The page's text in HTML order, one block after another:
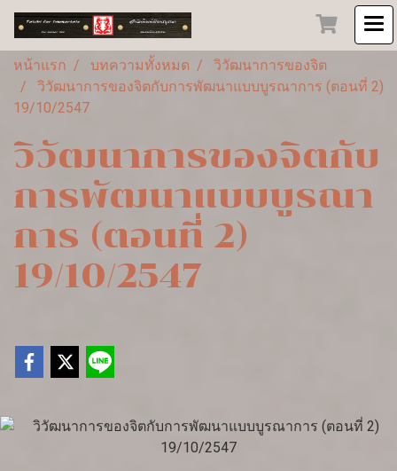
หน้าแรก บทความทั้งหมด
วิวัฒนาการของจิต
วิวัฒนาการของจิตกับการพัฒนาแบบบูรณาการ (ตอนที่ 2)
19/10/2547
วิวัฒนาการของจิตกับ
การพัฒนาแบบบูรณา
การ (ตอนที่ 2)
19/10/2547